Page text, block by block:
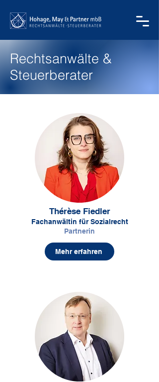
Rechtsanwälte &
Steuerberater
Thérèse Fiedler
Fachanwältin für Sozialrecht
Partnerin
Mehr erfahren